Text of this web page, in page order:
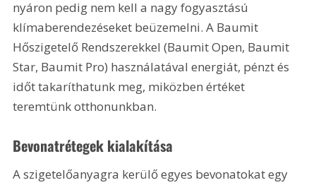
nyáron pedig nem kell a nagy fogyasztású
klímaberendezéseket beüzemelni. A Baumit
Hőszigetelő Rendszerekkel (Baumit Open, Baumit
Star, Baumit Pro) használatával energiát, pénzt és
időt takaríthatunk meg, miközben értéket
teremtünk otthonunkban.
Bevonatrétegek kialakítása
A szigetelőanyagra kerülő egyes bevonatokat egy